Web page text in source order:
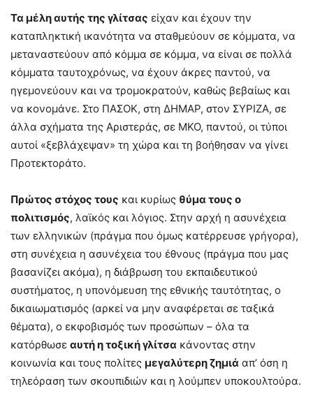
Τα μέλη αυτής της γλίτσας είχαν και έχουν την
καταπληκτική ικανότητα να σταθμεύουν σε κόμματα, να
μεταναστεύουν από κόμμα σε κόμμα, να είναι σε πολλά
κόμματα ταυτοχρόνως, να έχουν άκρες παντού, να
ηγεμονεύουν και να τρομοκρατούν, καθώς βεβαίως και
να κονομάνε. Στο ΠΑΣΟΚ, στη ΔΗΜΑΡ, στον ΣΥΡΙΖΑ, σε
άλλα σχήματα της Αριστεράς, σε ΜΚΟ, παντού, οι τύποι
αυτοί «ξεβλάχεψαν» τη χώρα και τη βοήθησαν να γίνει
Προτεκτοράτο.
Πρώτος στόχος τους και κυρίως θύμα τους ο
πολιτισμός, λαϊκός και λόγιος. Στην αρχή η ασυνέχεια
των ελληνικών (πράγμα που όμως κατέρρευσε γρήγορα),
στη συνέχεια η ασυνέχεια του έθνους (πράγμα που μας
βασανίζει ακόμα), η διάβρωση του εκπαιδευτικού
συστήματος, η υπονόμευση της εθνικής ταυτότητας, ο
δικαιωματισμός (αρκεί να μην αναφέρεται σε ταξικά
θέματα), ο εκφοβισμός των προσώπων – όλα τα
κατόρθωσε αυτή η τοξική γλίτσα κάνοντας στην
κοινωνία και τους πολίτες μεγαλύτερη ζημιά απ’ όση η
τηλεόραση των σκουπιδιών και η λούμπεν υποκουλτούρα.